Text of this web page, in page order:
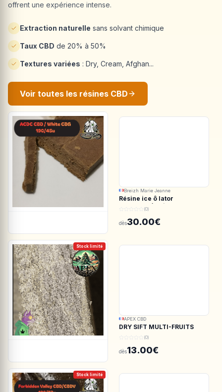
Breizh Marie Jeanne
Résine ice ô lator
ACDC.CBD/White CBG
(0)
dès30.00€
Stock limité
APEX CBD
DRY SIFT MULTI-FRUITS
150u CBD - APEX CBD
(0)
dès13.00€
Stock limité
offrent une expérience intense.
Extraction naturelle sans solvant chimique
Taux CBD de 20% à 50%
Textures variées : Dry, Cream, Afghan...
Voir toutes les résines CBD